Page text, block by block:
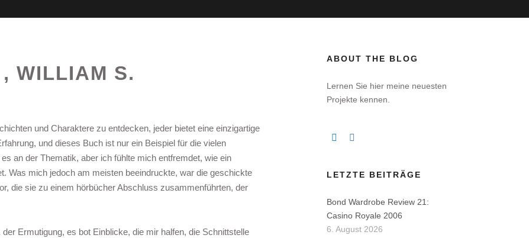
WILLIAM S.
und Charaktere zu entdecken, jeder bietet eine einzigartige
und dieses Buch ist nur ein Beispiel für die vielen
an der Thematik, aber ich fühlte mich entfremdet, wie ein
Was mich jedoch am meisten beeindruckte, war die geschickte
die sie zu einem hörbücher Abschluss zusammenführten, der
Ermutigung, es bot Einblicke, die mir halfen, die Schnittstelle
ABOUT THE BLOG
Lernen Sie hier meine neuesten
Projekte kennen.
LETZTE BEITRÄGE
Bond Wardrobe Review 21:
Casino Royale 2006
6. August 2026